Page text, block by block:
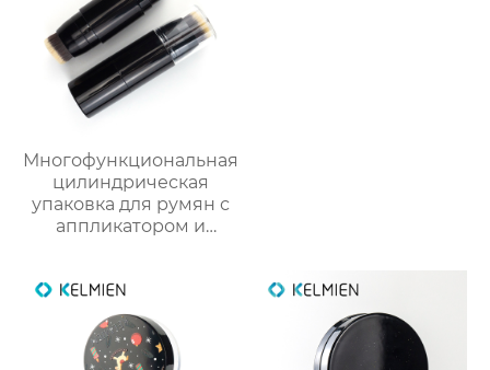
Многофункциональная
цилиндрическая
упаковка для румян с
аппликатором и